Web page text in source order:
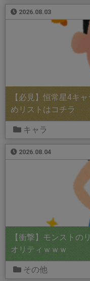
2026.08.03
【必見】恒常星4キ
めリストはコチラ
キャラ
2026.08.04
【衝撃】モンストの
オリティｗｗｗ
その他